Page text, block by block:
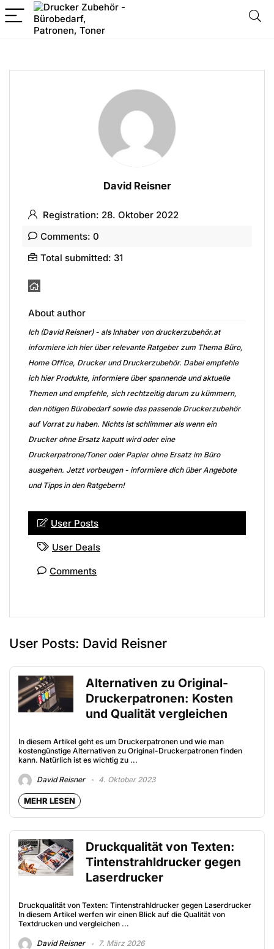
David Reisner
Registration: 28. Oktober 2022
Comments: 0
Total submitted: 31
About author
Ich (David Reisner) - als Inhaber von druckerzubehör.at
informiere ich hier über relevante Ratgeber zum Thema Büro,
Home Office, Drucker und Druckerzubehör. Dabei empfehle
ich hier Produkte, informiere über spannende und aktuelle
Themen und empfehle, sich rechtzeitig darum zu kümmern,
den nötigen Bürobedarf sowie das passende Druckerzubehör
auf Vorrat zu haben. Nichts ist schlimmer als wenn ein
Drucker ohne Ersatz kaputt wird oder eine
Druckerpatrone/Toner oder Papier ohne Ersatz im Büro
ausgehen. Jetzt vorbeugen - informiere dich über Angebote
und Tipps in den Ratgebern!
User Posts
User Deals
Comments
User Posts: David Reisner
Alternativen zu Original-
Druckerpatronen: Kosten
und Qualität vergleichen
In diesem Artikel geht es um Druckerpatronen und wie man
kostengünstige Alternativen zu Original-Druckerpatronen finden
kann. Natürlich ist es wichtig zu ...
David Reisner 4. Oktober 2023
MEHR LESEN
Druckqualität von Texten:
Tintenstrahldrucker gegen
Laserdrucker
Druckqualität von Texten: Tintenstrahldrucker gegen Laserdrucker
In diesem Artikel werfen wir einen Blick auf die Qualität von
Textdrucken und vergleichen ...
David Reisner 7. März 2026